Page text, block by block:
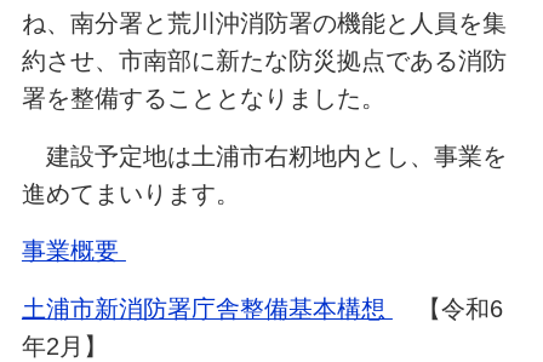
ね、南分署と荒川沖消防署の機能と人員を集
約させ、市南部に新たな防災拠点である消防
署を整備することとなりました。
建設予定地は土浦市右籾地内とし、事業を
進めてまいります。
事業概要
土浦市新消防署庁舎整備基本構想
【令和6
年2月】